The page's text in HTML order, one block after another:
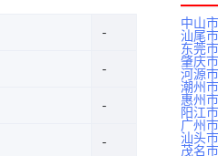
中山
汕尾
东莞
肇庆
河源
潮州
惠州
阳江
广州
汕头
茂名